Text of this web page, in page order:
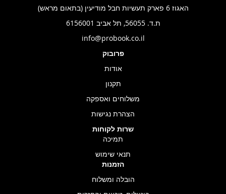
האגוז 6 פארק תעשיות חבל מודיעין (בתאום מראש)
ת.ד. 56055, תל אביב 6156001
info@probook.co.il
פרובוק
אודות
תקנון
משלוחים ואספקה
הצהרת נגישות
שרות לקוחות
תמיכה
תנאי שימוש
הזמנות
הובלה ומשלוח